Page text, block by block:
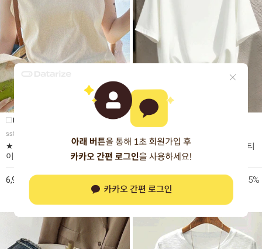
ss885
★토요특가 자정마감 50%★여름 베
이직 라운드 나시탑
6,980원
화이트 스트링 데일리무드 반팔 티
셔츠
15%